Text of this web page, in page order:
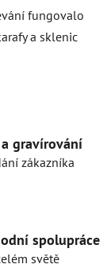
fungovalo
a sklenic
gravírování
zákazníka
spolupráce
světě